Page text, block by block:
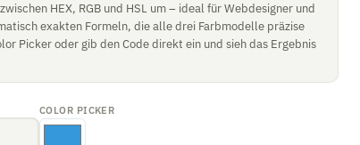
HEX, RGB und HSL um – ideal für Webdesigner und
exakten Formeln, die alle drei Farbmodelle präzise
Picker oder gib den Code direkt ein und sieh das Ergebnis
COLOR PICKER